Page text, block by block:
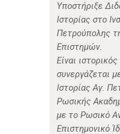
Υποστήριξε
Ιστορίας στο
Πετρούπολης
Επιστημών.
Είναι
συνεργάζεται
Ιστορίας Αγ.
Ρωσικής
με το Ρωσικό
Επιστημονικό